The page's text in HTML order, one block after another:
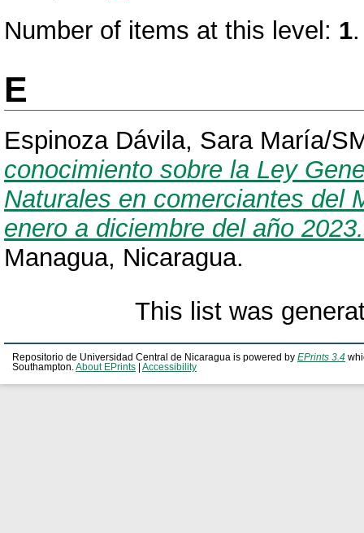
Number of items at this level: 1.
E
Espinoza Dávila, Sara María/
conocimiento sobre la Ley
Naturales en comerciantes del
enero a diciembre del año 2023.
Managua, Nicaragua.
This list was
Repositorio de Universidad Central de Nicaragua is powered by EPrints 3.4
Southampton. About EPrints Accessibility